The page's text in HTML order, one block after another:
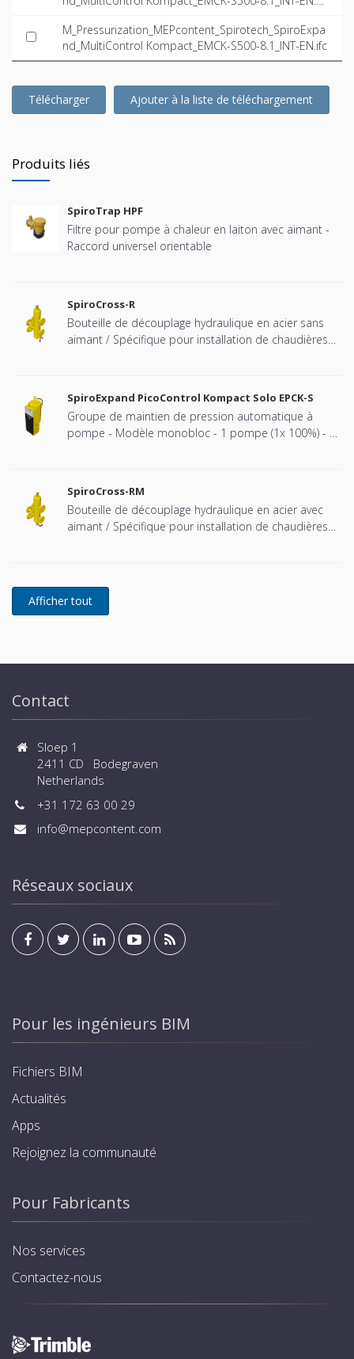
M_Pressurization_MEPcontent_Spirotech_SpiroExpa
nd_MultiControl Kompact_EMCK-S500-8.1_INT-EN.ifc
Télécharger Ajouter à la liste de téléchargement
Produits liés
SpiroTrap HPF
Filtre pour pompe à chaleur en laiton avec aimant -
Raccord universel orientable
SpiroCross-R
Bouteille de découplage hydraulique en acier sans
aimant / Spécifique pour installation de chaudières
SpiroExpand PicoControl Kompact Solo EPCK-S
Groupe de maintien de pression automatique à
pompe - Modèle monobloc - 1 pompe (1x 100%) - 1
SpiroCross-RM
Bouteille de découplage hydraulique en acier avec
aimant / Spécifique pour installation de chaudières
Contact
Sloep 1
2411 CD Bodegraven
Netherlands
+31 172 63 00 29
info@mepcontent.com
Réseaux sociaux
Pour les ingénieurs BIM
Fichiers BIM
Actualités
Apps
Rejoignez la communauté
Pour Fabricants
Nos services
Contactez-nous